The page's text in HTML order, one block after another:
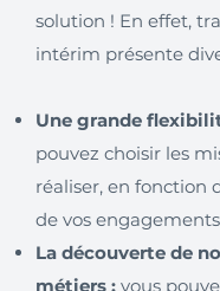
solution ! En effet,
intérim présente
Une grande
pouvez choisir les
réaliser, en fonction
de vos
La découverte de
métiers : vous